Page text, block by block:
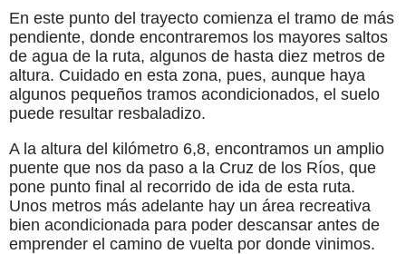
En este punto del trayecto comienza el tramo de más
pendiente, donde encontraremos los mayores saltos
de agua de la ruta, algunos de hasta diez metros de
altura. Cuidado en esta zona, pues, aunque haya
algunos pequeños tramos acondicionados, el suelo
puede resultar resbaladizo.
A la altura del kilómetro 6,8, encontramos un amplio
puente que nos da paso a la Cruz de los Ríos, que
pone punto final al recorrido de ida de esta ruta.
Unos metros más adelante hay un área recreativa
bien acondicionada para poder descansar antes de
emprender el camino de vuelta por donde vinimos.